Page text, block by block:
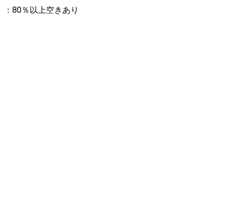
：80％以上空きあり